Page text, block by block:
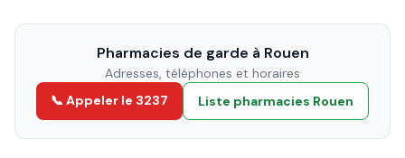
Pharmacies de garde à Rouen
Adresses, téléphones et horaires
📞 Appeler le 3237
Liste pharmacies Rouen